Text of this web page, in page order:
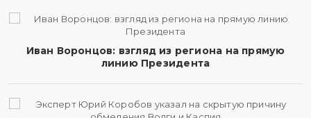
Иван Воронцов: взгляд из региона на прямую
линию Президента